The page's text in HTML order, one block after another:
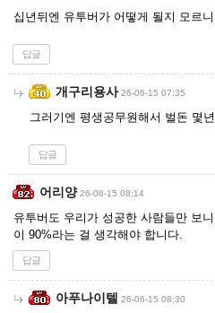
십년뒤엔 유투버가 어떻게 될지 모르
답글
개구리용사 26-06-15 07:35
그러기엔 평생공무원해서 벌돈 몇
답글
어리양 26-06-15 08:14
유투버도 우리가 성공한 사람들만 보
이 90%라는 걸 생각해야 합니다.
답글
아푸나이텔 26-06-15 08:30